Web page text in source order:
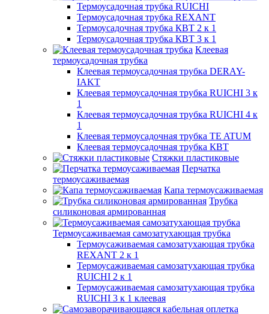
Термоусадочная трубка RUICHI
Термоусадочная трубка REXANT
Термоусадочная трубка КВТ 2 к 1
Термоусадочная трубка КВТ 3 к 1
Клеевая
термоусадочная трубка
Клеевая термоусадочная трубка DERAY-
IAKT
Клеевая термоусадочная трубка RUICHI 3 к
1
Клеевая термоусадочная трубка RUICHI 4 к
1
Клеевая термоусадочная трубка TE ATUM
Клеевая термоусадочная трубка КВТ
Стяжки пластиковые
Перчатка
термоусаживаемая
Капа термоусаживаемая
Трубка
силиконовая армированная
Термоусаживаемая самозатухающая трубка
Термоусаживаемая самозатухающая трубка
REXANT 2 к 1
Термоусаживаемая самозатухающая трубка
RUICHI 2 к 1
Термоусаживаемая самозатухающая трубка
RUICHI 3 к 1 клеевая